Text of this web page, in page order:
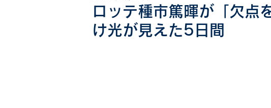
ロッテ種市篤暉が「欠点
け光が見えた5日間